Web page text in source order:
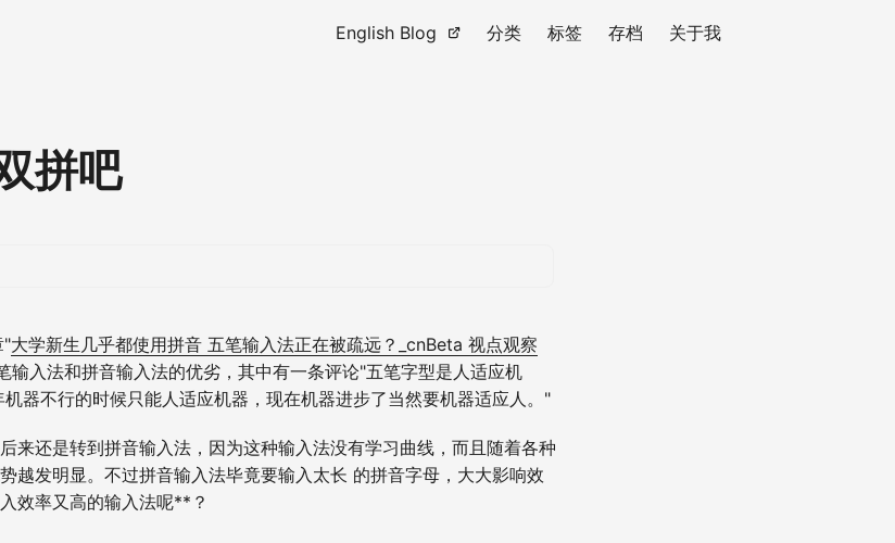
English Blog 分类 标签 存档 关于我
拼吧
"大学新生几乎都使用拼音 五笔输入法正在被疏远？_cnBeta 视点观察
输入法和拼音输入法的优劣，其中有一条评论"五笔字型是人适应机
器不行的时候只能人适应机器，现在机器进步了当然要机器适应人。"
来还是转到拼音输入法，因为这种输入法没有学习曲线，而且随着各种
越发明显。不过拼音输入法毕竟要输入太长 的拼音字母，大大影响效
效率又高的输入法呢**？